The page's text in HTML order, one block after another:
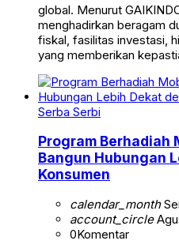
global. Menurut
menghadirkan beragam
fiskal, fasilitas investasi,
yang memberikan
Serba Serbi
Program Berhadiah
Bangun Hubungan
Konsumen
calendar_month
account_circle
0Komentar